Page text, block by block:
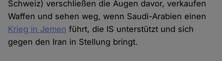
Schweiz) verschließen die Augen davor, verkaufen
Waffen und sehen weg, wenn Saudi-Arabien einen
Krieg in Jemen führt, die IS unterstützt und sich
gegen den Iran in Stellung bringt.